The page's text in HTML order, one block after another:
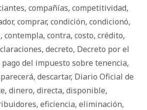
, compañías, competitividad,
, comprar, condición, condicionó,
, contempla, contra, costo, crédito,
, decreto, Decreto por el
del impuesto sobre tenencia,
, descartar, Diario Oficial de
, dinero, directa, disponible,
, eficiencia, eliminación,